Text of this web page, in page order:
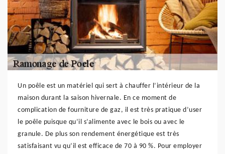
Un poêle est un matériel qui sert à chauffer l’intérieur de la
maison durant la saison hivernale. En ce moment de
complication de fourniture de gaz, il est très pratique d’user
le poêle puisque qu’il s’alimente avec le bois ou avec le
granule. De plus son rendement énergétique est très
satisfaisant vu qu’il est efficace de 70 à 90 %. Pour employer